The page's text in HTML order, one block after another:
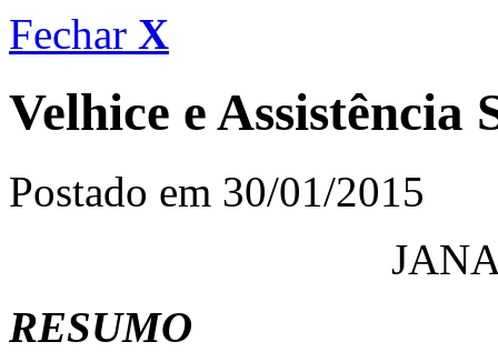
Fechar X
Velhice e Assistência
Postado em 30/01/2015
RESUMO